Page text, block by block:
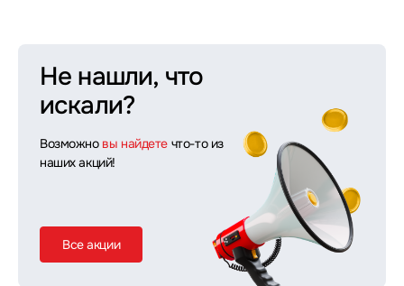
Не нашли, что
искали?
Возможно вы найдете что-то из
наших акций!
Все акции